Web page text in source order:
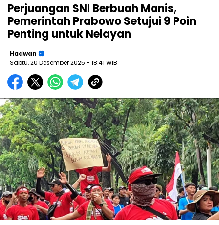
Perjuangan SNI Berbuah Manis,
Pemerintah Prabowo Setujui 9 Poin
Penting untuk Nelayan
Hadwan
Sabtu, 20 Desember 2025 - 18:41 WIB